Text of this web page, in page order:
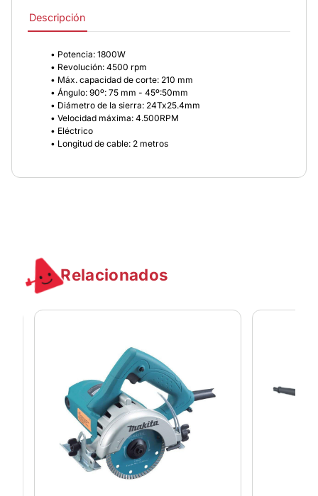
Descripción
• Potencia: 1800W
• Revolución: 4500 rpm
• Máx. capacidad de corte: 210 mm
• Ángulo: 90º: 75 mm - 45º:50mm
• Diámetro de la sierra: 24Tx25.4mm
• Velocidad máxima: 4.500RPM
• Eléctrico
• Longitud de cable: 2 metros
Relacionados